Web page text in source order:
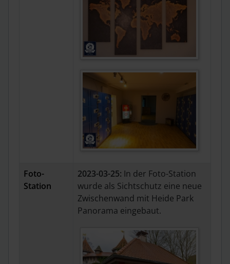
Foto-
Station
2023-03-25: In der Foto-Station
wurde als Sichtschutz eine neue
Zwischenwand mit Heide Park
Panorama eingebaut.